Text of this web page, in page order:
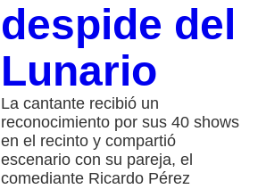
despide del
Lunario
La cantante recibió un
reconocimiento por sus 40 shows
en el recinto y compartió
escenario con su pareja, el
comediante Ricardo Pérez